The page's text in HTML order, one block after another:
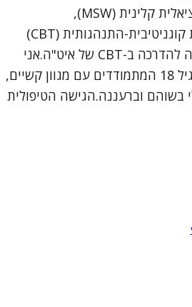
שמי ורוניקה, עובדת סוציאלית קלינית (MSW),
פסיכותרפיסטית ומטפלת קוגניטיבית-התנהגותית (CBT)
מוסמכת, בתהליך הסמכה להדרכה ב-CBT של איט"ה.אני
מטפלת במבוגרים מעל גיל 18 המתמודדים עם מגוון קשיים,
בשוהם וברעננה.הגישה הטיפולית